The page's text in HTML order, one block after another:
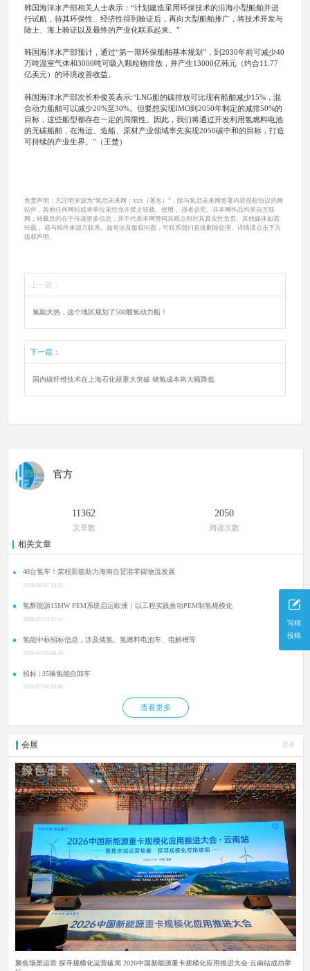
写稿
投稿
韩国海洋水产部相关人士表示：“计划建造采用环保技术的沿海小型船舶并进
行试航，待其环保性、经济性得到验证后，再向大型船舶推广，将技术开发与
陆上、海上验证以及最终的产业化联系起来。”
韩国海洋水产部预计，通过“第一期环保船舶基本规划”，到2030年前可减少40
万吨温室气体和3000吨可吸入颗粒物排放，并产生13000亿韩元（约合11.77
亿美元）的环境改善收益。
韩国海洋水产部次长朴俊英表示:“LNG船的碳排放可比现有船舶减少15%，混
合动力船舶可以减少20%至30%。但要想实现IMO到2050年制定的减排50%的
目标，这些船型都存在一定的局限性。因此，我们将通过开发利用氢燃料电池
的无碳船舶，在海运、造船、原材产业领域率先实现2050碳中和的目标，打造
可持续的产业生界。”（王楚）
免责声明：凡注明来源为“氢启未来网：xxx（署名）”，除与氢启未来网签署内容授权协议的网
站外，其他任何网站或者单位未经允许禁止转载、使用， 违者必究。非本网作品均来自互联
网，转载目的在于传递更多信息，并不代表本网赞同其观点和对其真实性负责。其他媒体如需
转载， 请与稿件来源方联系。如有涉及版权问题，可联系我们直接删除处理。详情请点击下方
版权声明。
上一篇：
氢能大热，这个地区规划了500艘氢动力船！
下一篇：
国内碳纤维技术在上海石化获重大突破 储氢成本将大幅降低
官方
11362
文章数
2050
阅读次数
相关文章
40台氢车！荣程新能助力海南自贸港零碳物流发展
2026-08-07 10:52
氢辉能源15MW PEM系统启运欧洲｜以工程实践推动PEM制氢规模化
2026-07-23 17:44
氢能中标招标信息，涉及储氢、氢燃料电池车、电解槽等
2026-07-05 09:49
招标 | 35辆氢能自卸车
2026-07-04 09:48
查看更多
会展 更多
聚焦场景运营 探寻规模化运营破局 2026中国新能源重卡规模化应用推进大会·云南站成功举